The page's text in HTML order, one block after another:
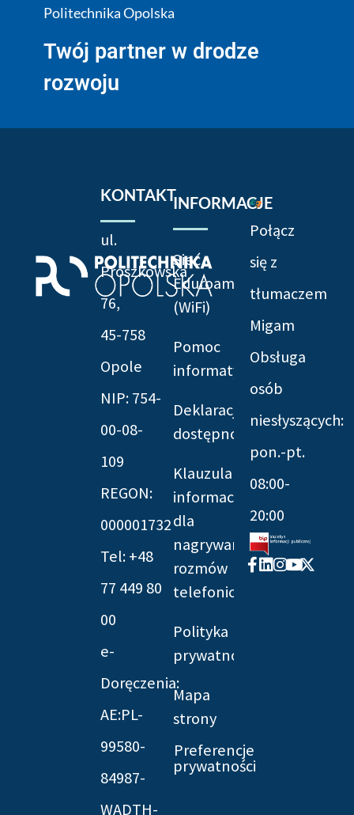
Politechnika Opolska
Twój partner w drodze
rozwoju
KONTAKT
ul.
Prószkowska
76,
45-758
Opole
NIP: 754-
00-08-
109
REGON:
000001732
Tel: +48
77 449 80
00
e-
Doręczenia:
AE:PL-
99580-
84987-
WADTH-
INFORMACJE
Sieć
Eduroam
(WiFi)
Pomoc
informatyczna
Deklaracja
dostępności
Klauzula
informacyjna
dla
nagrywania
rozmów
telefonicznych
Polityka
prywatności
Mapa
strony
Preferencje
prywatności
Połącz
się z
tłumaczem
Migam
Obsługa
osób
niesłyszących:
pon.-pt.
08:00-
20:00
Facebook-
f
Linkedin
Instagram
Youtube
X-